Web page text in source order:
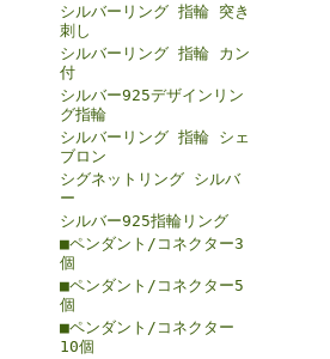
シルバーリング 指輪 突き
刺し
シルバーリング 指輪 カン
付
シルバー925デザインリン
グ指輪
シルバーリング 指輪 シェ
ブロン
シグネットリング シルバ
ー
シルバー925指輪リング
■ペンダント/コネクター3
個
■ペンダント/コネクター5
個
■ペンダント/コネクター
10個